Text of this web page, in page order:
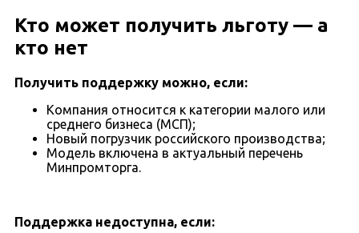
Кто может получить льготу — а
кто нет
Получить поддержку можно, если:
Компания относится к категории малого или
среднего бизнеса (МСП);
Новый погрузчик российского производства;
Модель включена в актуальный перечень
Минпромторга.
Поддержка недоступна, если: